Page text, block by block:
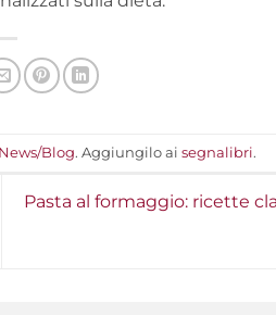
News/Blog. Aggiungilo ai segnalibri.
Pasta al formaggio: ricette